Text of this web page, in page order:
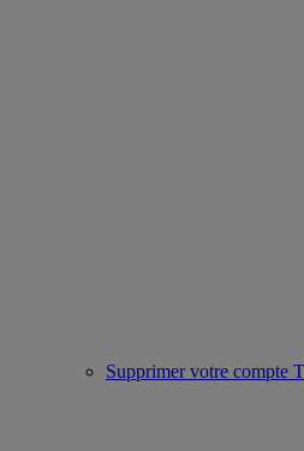
Supprimer votre compte